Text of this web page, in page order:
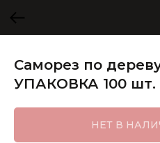
Саморез по
УПАКОВКА 100 шт.
НЕТ В